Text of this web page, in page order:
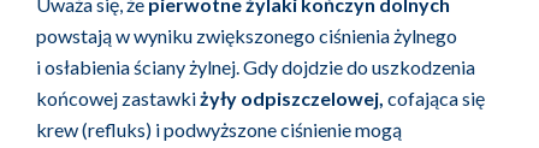
Uważa się, że pierwotne żylaki kończyn dolnych
powstają w wyniku zwiększonego ciśnienia żylnego
i osłabienia ściany żylnej. Gdy dojdzie do uszkodzenia
końcowej zastawkiżyły odpiszczelowej, cofająca się
krew (refluks) i podwyższone ciśnienie mogą